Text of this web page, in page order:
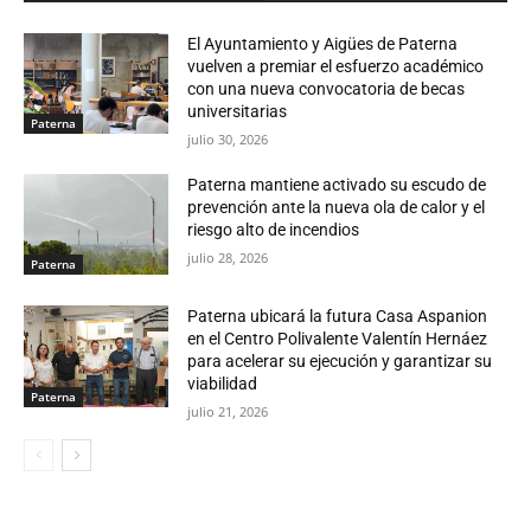
Paterna
El Ayuntamiento y Aigües de Paterna
vuelven a premiar el esfuerzo académico
con una nueva convocatoria de becas
universitarias
julio 30, 2026
Paterna
Paterna mantiene activado su escudo de
prevención ante la nueva ola de calor y el
riesgo alto de incendios
julio 28, 2026
Paterna
Paterna ubicará la futura Casa Aspanion
en el Centro Polivalente Valentín Hernáez
para acelerar su ejecución y garantizar su
viabilidad
julio 21, 2026